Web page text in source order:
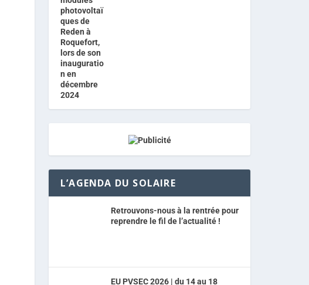
L’AGENDA DU SOLAIRE
Retrouvons-nous à la rentrée pour
reprendre le fil de l’actualité !
EU PVSEC 2026 | du 14 au 18